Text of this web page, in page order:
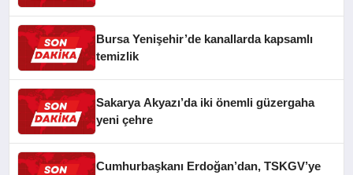
Bursa Yenişehir’de kanallarda kapsamlı
temizlik
Sakarya Akyazı’da iki önemli güzergaha
yeni çehre
Cumhurbaşkanı Erdoğan’dan, TSKGV’ye